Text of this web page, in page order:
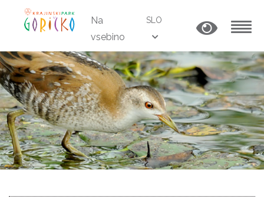
Na
vsebino
SLO